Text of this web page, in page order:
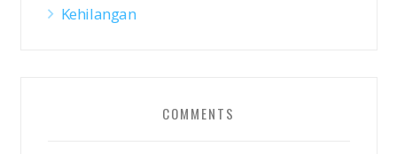
Kehilangan
COMMENTS